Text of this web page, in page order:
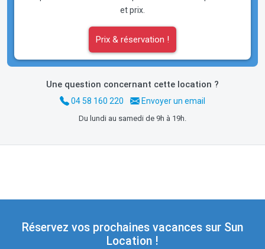
et prix.
Prix & réservation !
Une question concernant cette location ?
04 58 160 220 Envoyer un email
Du lundi au samedi de 9h à 19h.
Réservez vos prochaines vacances sur Sun
Location !